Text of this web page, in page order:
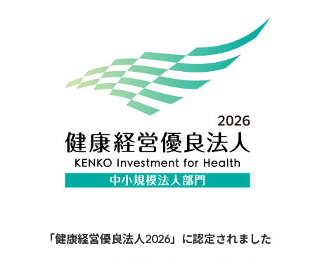
「健康経営優良法人2026」に認定されました